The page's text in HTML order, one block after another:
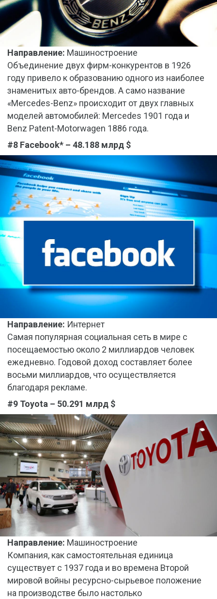
Направление: Машиностроение
Объединение двух фирм-конкурентов в 1926
году привело к образованию одного из наиболее
знаменитых авто-брендов. А само название
«Mercedes-Benz» происходит от двух главных
моделей автомобилей: Mercedes 1901 года и
Benz Patent-Motorwagen 1886 года.
#8 Facebook* – 48.188 млрд $
Направление: Интернет
Самая популярная социальная сеть в мире с
посещаемостью около 2 миллиардов человек
ежедневно. Годовой доход составляет более
восьми миллиардов, что осуществляется
благодаря рекламе.
#9 Toyota – 50.291 млрд $
Направление: Машиностроение
Компания, как самостоятельная единица
существует с 1937 года и во времена Второй
мировой войны ресурсно-сырьевое положение
на производстве было настолько